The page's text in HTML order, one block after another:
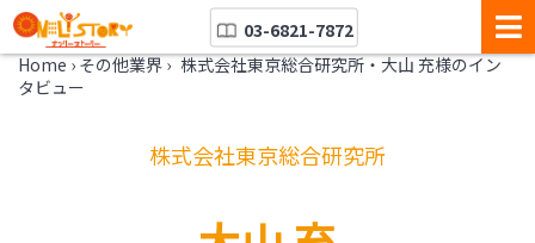
03-6821-7872
Home › その他業界 › 株式会社東京総合研究所・大山 充様のイン
タビュー
株式会社東京総合研究所